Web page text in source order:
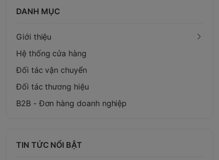
DANH MỤC
Giới thiệu
Hệ thống cửa hàng
Đối tác vận chuyển
Đối tác thương hiệu
B2B - Đơn hàng doanh nghiệp
TIN TỨC NỔI BẬT